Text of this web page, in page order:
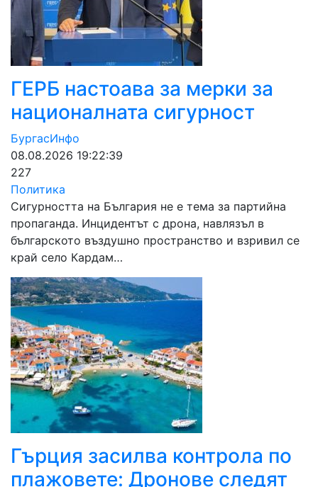
ГЕРБ настоава за мерки за
националната сигурност
БургасИнфо
08.08.2026 19:22:39
227
Политика
Сигурността на България не е тема за партийна
пропаганда. Инцидентът с дрона, навлязъл в
българското въздушно пространство и взривил се
край село Кардам…
Гърция засилва контрола по
плажовете: Дронове следят